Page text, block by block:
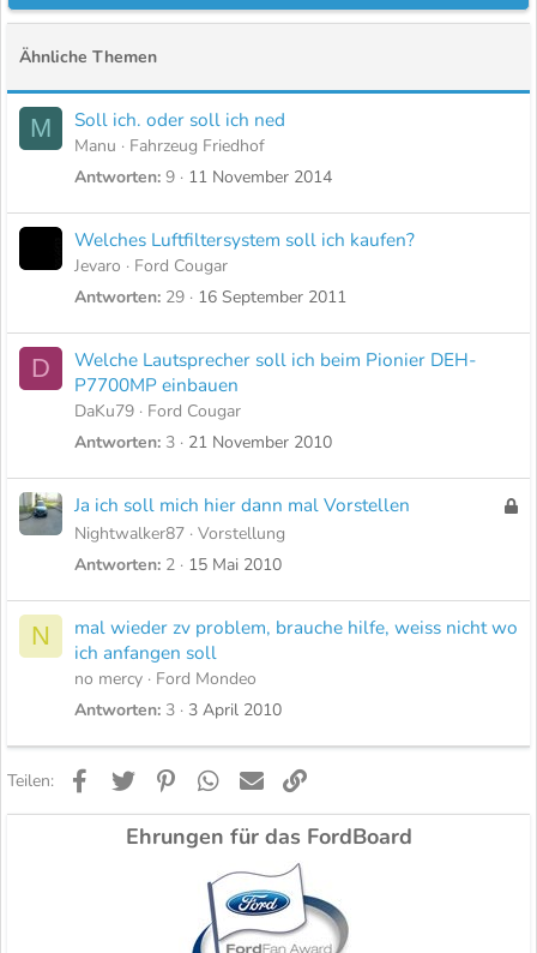
Ähnliche Themen
M Soll ich. oder soll ich ned
Manu
Fahrzeug Friedhof
Antworten 9 11 November 2014
Welches Luftfiltersystem soll ich kaufen?
Jevaro
Ford Cougar
Antworten 29 16 September 2011
D
Welche Lautsprecher soll ich beim Pionier DEH-
P7700MP einbauen
DaKu79
Ford Cougar
Antworten 3 21 November 2010
G
Ja ich soll mich hier dann mal Vorstellen
Nightwalker87 Vorstellung
Antworten 2 15 Mai 2010
N
mal wieder zv problem, brauche hilfe, weiss nicht wo
ich anfangen soll
no mercy
Ford Mondeo
Antworten 3 3 April 2010
Teilen: FacebookTwitter PinterestWhatsApp
E-Mail
Ehrungen für das FordBoard